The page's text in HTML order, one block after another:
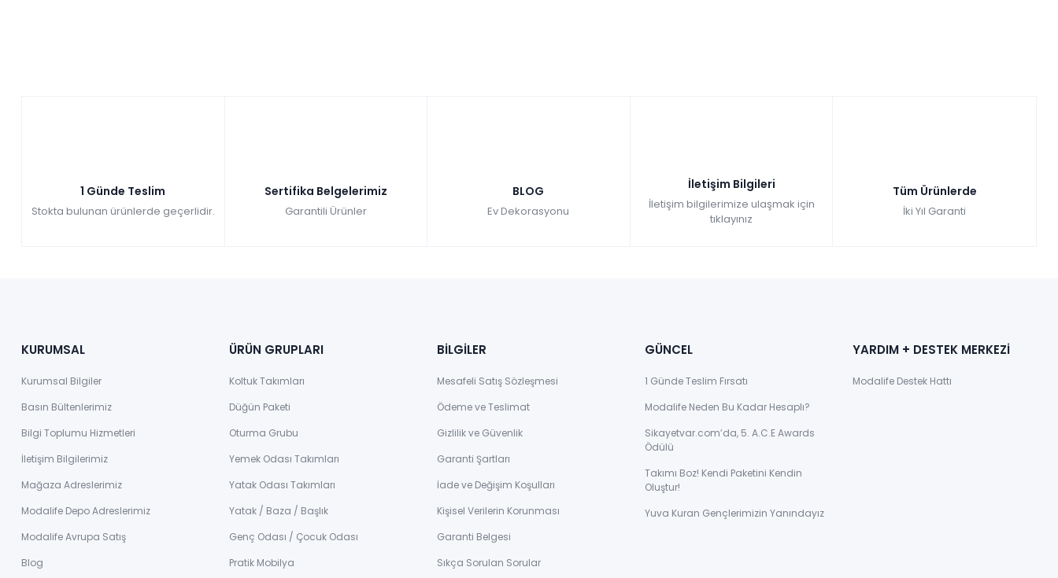
1 Günde Teslim
Stokta bulunan ürünlerde geçerlidir.
Sertifika Belgelerimiz
Garantili Ürünler
BLOG
Ev Dekorasyonu
İletişim Bilgileri
İletişim bilgilerimize ulaşmak için
tıklayınız
Tüm Ürünlerde
İki Yıl Garanti
KURUMSAL
Kurumsal Bilgiler
Basın Bültenlerimiz
Bilgi Toplumu Hizmetleri
İletişim Bilgilerimiz
Mağaza Adreslerimiz
Modalife Depo Adreslerimiz
Modalife Avrupa Satış
Blog
ÜRÜN GRUPLARI
Koltuk Takımları
Düğün Paketi
Oturma Grubu
Yemek Odası Takımları
Yatak Odası Takımları
Yatak / Baza / Başlık
Genç Odası / Çocuk Odası
Pratik Mobilya
BİLGİLER
Mesafeli Satış Sözleşmesi
Ödeme ve Teslimat
Gizlilik ve Güvenlik
Garanti Şartları
İade ve Değişim Koşulları
Kişisel Verilerin Korunması
Garanti Belgesi
Sıkça Sorulan Sorular
GÜNCEL
1 Günde Teslim Fırsatı
Modalife Neden Bu Kadar Hesaplı?
Sikayetvar.com’da, 5. A.C.E Awards
Ödülü
Takımı Boz! Kendi Paketini Kendin
Oluştur!
Yuva Kuran Gençlerimizin Yanındayız
YARDIM + DESTEK MERKEZİ
Modalife Destek Hattı